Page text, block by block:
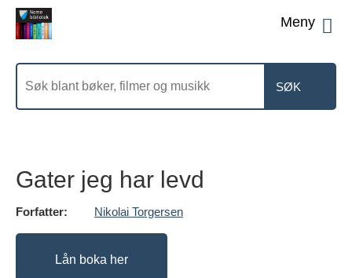
Gater jeg har levd
Forfatter: Nikolai Torgersen
Lån boka her